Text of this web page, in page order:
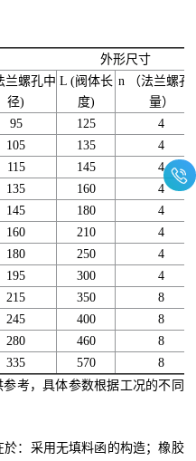
外形尺寸
兰螺孔中
径)
L (阀体长
度)
n （法兰螺孔
量）
95 125
4
105 135
4
115 145
4
135 160
4
145 180
4
160 210
4
180 250
4
195 300
4
215 350
8
245 400
8
280 460
8
335 570
8
考，具体参数根据工况的不同
：采用无填料函的构造；橡胶